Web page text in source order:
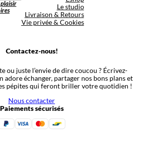
Le studio
Livraison & Retours
Vie privée & Cookies
Contactez-nous!
ou juste l’envie de dire coucou ? Écrivez-
adore échanger, partager nos bons plans et
pépites qui feront briller votre quotidien !
Nous contacter
Paiements sécurisés